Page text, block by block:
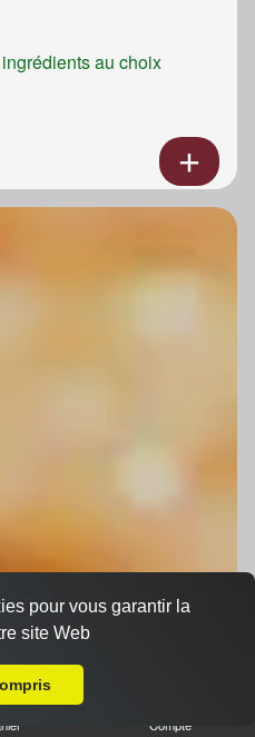
au choix
Compte
pour vous garantir la
site Web